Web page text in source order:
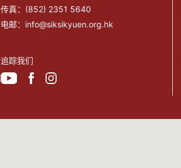
传真： (852) 2351 5640
电邮： info@siksikyuen.org.hk
追踪我们